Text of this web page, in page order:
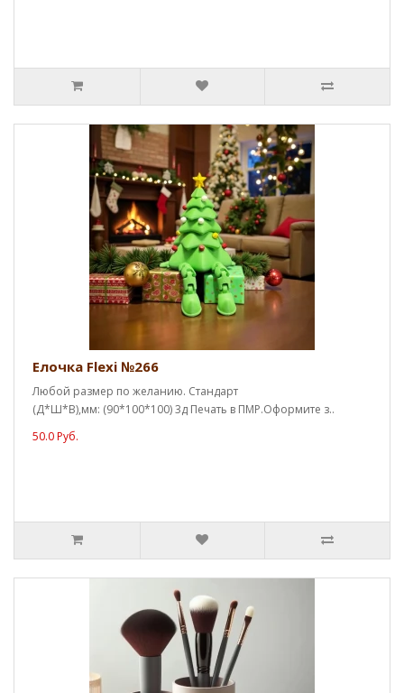
Елочка Flexi №266
Любой размер по желанию. Стандарт
(Д*Ш*В),мм: (90*100*100) 3д Печать в ПМР.Оформите з..
50.0 Руб.